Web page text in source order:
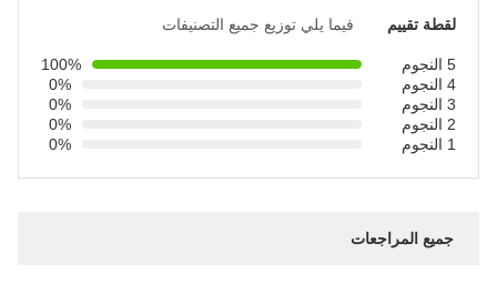
لقطة تقييم فيما يلي توزيع جميع التصنيفات
5 النجوم
100%
4 النجوم
0%
3 النجوم
0%
2 النجوم
0%
1 النجوم
0%
جميع المراجعات